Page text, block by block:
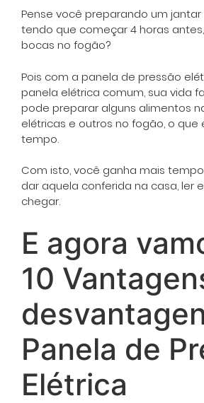
Pense você preparando um
tendo que começar 4 horas
bocas no fogão?
Pois com a panela de pressão
panela elétrica comum, sua vida
pode preparar alguns alimentos
elétricas e outros no fogão, o que
tempo.
Com isto, você ganha mais
dar aquela conferida na casa, ler
chegar.
E agora
10
Panela de
Elétrica